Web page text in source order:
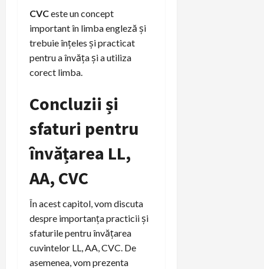
CVCeste un concept
important în limba engleză și
trebuie înțeles și practicat
pentru a învăța și a utiliza
corect limba.
Concluzii și
sfaturi pentru
învățarea LL,
AA, CVC
În acest capitol, vom discuta
despre importanța practicii și
sfaturile pentru învățarea
cuvintelor LL, AA, CVC. De
asemenea, vom prezenta